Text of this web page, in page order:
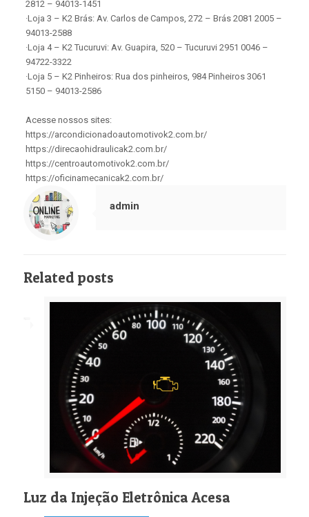
2812 – 94013-1451
·Loja 3 – K2 Brás: Av. Carlos de Campos, 272 – Brás 2081 2005 –
94013-2588
·Loja 4 – K2 Tucuruvi: Av. Guapira, 520 – Tucuruvi 2951 0046 –
94722-3322
·Loja 5 – K2 Pinheiros: Rua dos pinheiros, 984 Pinheiros 3061
5150 – 94013-2586
Acesse nossos sites:
https://arcondicionadoautomotivok2.com.br/
https://direcaohidraulicak2.com.br/
https://centroautomotivok2.com.br/
https://oficinamecanicak2.com.br/
admin
Related posts
Luz da Injeção Eletrônica Acesa